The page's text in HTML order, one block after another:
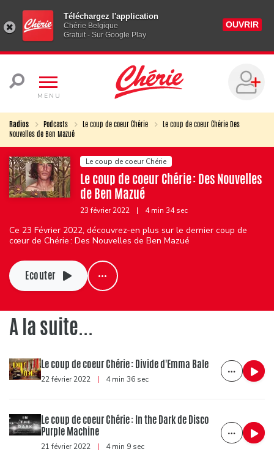
Téléchargez l'application
Chérie Belgique
Gratuit - Sur Google Play
OUVRIR
MENU
Radios Podcasts Le coup de coeur Chérie
Le coup de coeur Chérie Des
Nouvelles de Ben Mazué
Le coup de coeur Chérie
Le coup de coeur Chérie : Des Nouvelles
de Ben Mazué
23 février 2022 | 4 min 34 sec
Ce 23 Février 2022, découvrez-en plus sur le dernier coup de
cœur de Chérie : Des Nouvelles de Ben Mazué
Ecouter
A la suite...
Le coup de coeur Chérie : Divide d'Emma Bale
22 février 2022 | 4 min 36 sec
Le coup de coeur Chérie : In the Dark de Disco
Purple Machine
21 février 2022 | 4 min 9 sec